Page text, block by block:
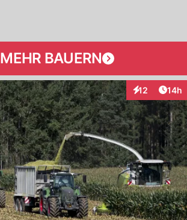
MEHR BAUERN
12
Interaktionen
14h